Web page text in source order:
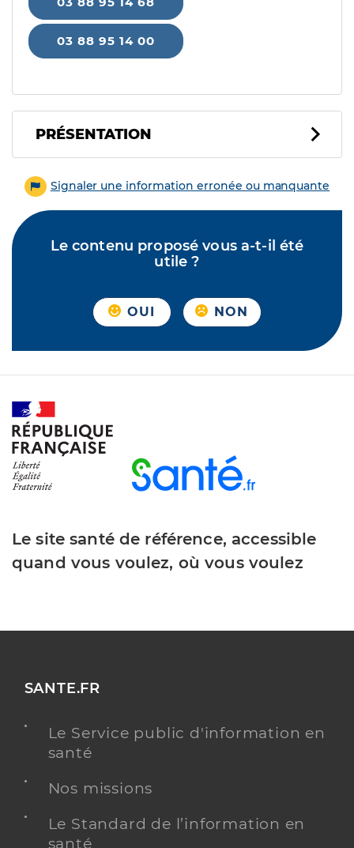
03 88 95 14 00
PRÉSENTATION
Signaler une information erronée ou manquante
Le contenu proposé vous a-t-il été
utile ?
OUI NON
Le site santé de référence, accessible
quand vous voulez, où vous voulez
SANTE.FR
Le Service public d'information en
santé
Nos missions
Le Standard de l’information en
santé